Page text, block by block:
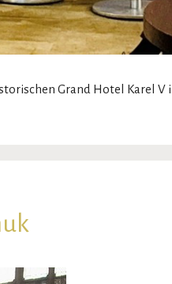
Grand Hotel Karel